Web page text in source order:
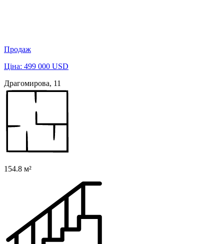
Продаж
Ціна: 499 000 USD
Драгомирова, 11
154.8 м²